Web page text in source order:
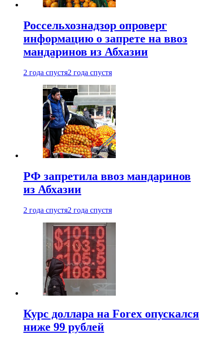
Россельхознадзор опроверг
информацию о запрете на ввоз
мандаринов из Абхазии
2 года спустя2 года спустя
РФ запретила ввоз мандаринов
из Абхазии
2 года спустя2 года спустя
Курс доллара на Forex опускался
ниже 99 рублей